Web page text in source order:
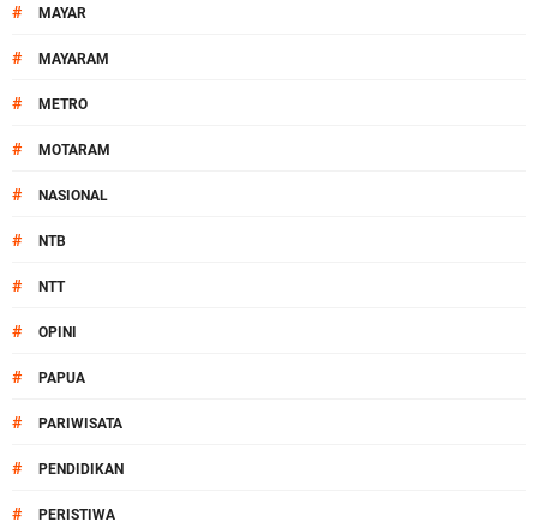
# MAYAR
# MAYARAM
# METRO
# MOTARAM
# NASIONAL
# NTB
# NTT
# OPINI
# PAPUA
# PARIWISATA
# PENDIDIKAN
# PERISTIWA